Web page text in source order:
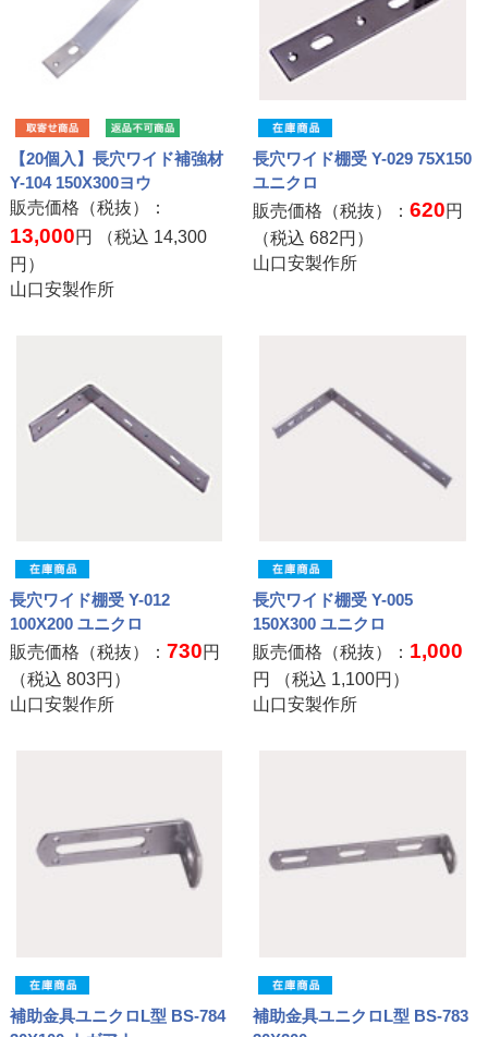
【20個入】長穴ワイド補強材
Y-104 150X300ヨウ
販売価格（税抜）：
13,000円 （税込 14,300
円）
山口安製作所
長穴ワイド棚受 Y-029 75X150
ユニクロ
販売価格（税抜）：620円
（税込682円）
山口安製作所
長穴ワイド棚受 Y-012
100X200 ユニクロ
販売価格（税抜）： 730円
（税込 803円）
山口安製作所
長穴ワイド棚受 Y-005
150X300 ユニクロ
販売価格（税抜）： 1,000
円 （税込 1,100円）
山口安製作所
補助金具ユニクロL型 BS-784
補助金具ユニクロL型 BS-783